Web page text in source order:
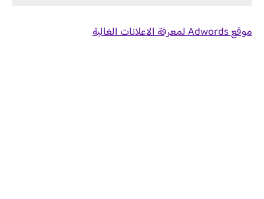
موقع Adwords لمعرفة الاعلانات الغالية